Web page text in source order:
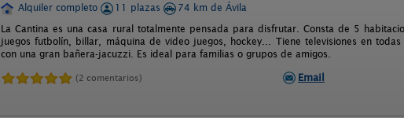
Alquiler completo
11 plazas
74 km de Ávila
La Cantina es una casa rural totalmente pensada para disfrutar. Consta de 5
juegos futbolín, billar, máquina de video juegos, hockey... Tiene televisiones en
con una gran bañera-jacuzzi. Es ideal para familias o grupos de amigos.
(2 comentarios) Email